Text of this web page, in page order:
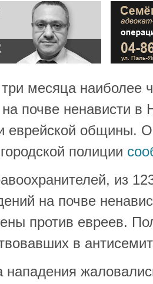
месяца наиболее
на почве ненависти
еврейской общины.
полиции
из
на почве
против евреев.
в
нападения